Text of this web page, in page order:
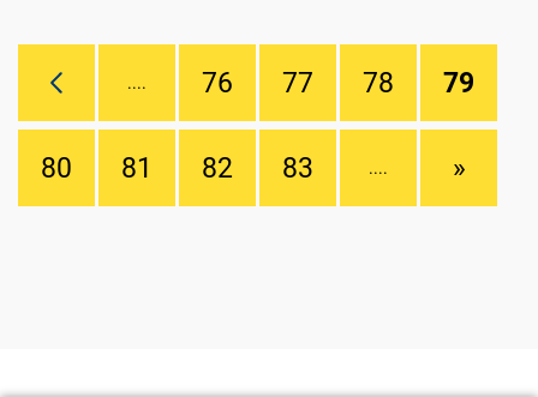
.... 76 77 78 79
80 81 82 83 .... »